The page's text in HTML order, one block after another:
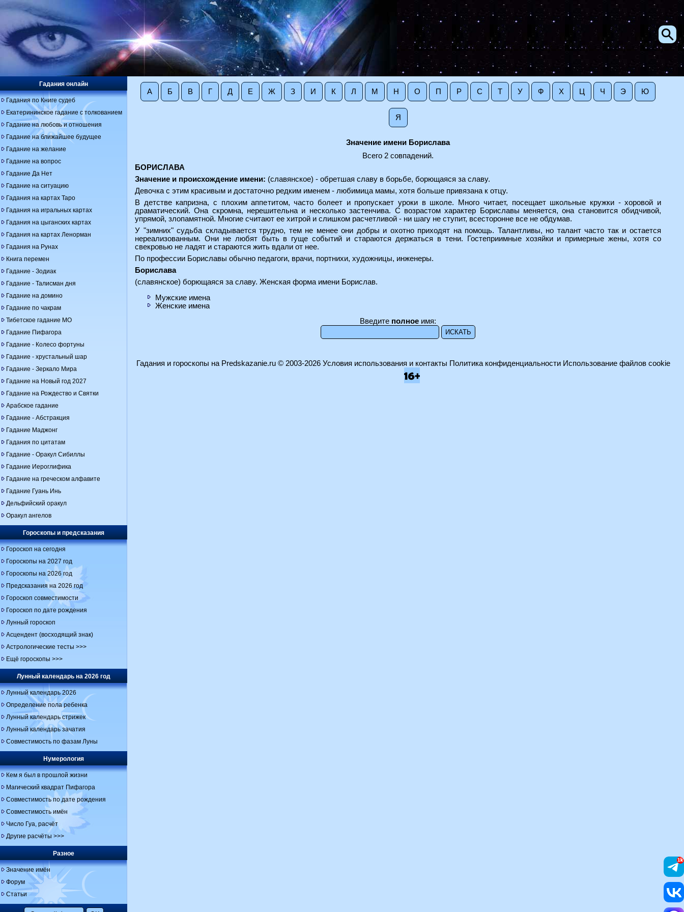
А Б В Г Д Е Ж З И К Л М Н О П Р С Т У Ф Х Ц Ч Э Ю
Я
Значение имени Борислава
Всего 2 совпадений.
БОРИСЛАВА
Значение и происхождение имени: (славянское) - обретшая славу в борьбе, борющаяся за славу.
Девочка с этим красивым и достаточно редким именем - любимица мамы, хотя больше привязана к отцу.
В детстве капризна, с плохим аппетитом, часто болеет и пропускает уроки в школе. Много читает, посещает школьные кружки - хоровой и
драматический. Она скромна, нерешительна и несколько застенчива. С возрастом характер Бориславы меняется, она становится обидчивой,
упрямой, злопамятной. Многие считают ее хитрой и слишком расчетливой - ни шагу не ступит, всесторонне все не обдумав.
У "зимних" судьба складывается трудно, тем не менее они добры и охотно приходят на помощь. Талантливы, но талант часто так и остается
нереализованным. Они не любят быть в гуще событий и стараются держаться в тени. Гостеприимные хозяйки и примерные жены, хотя со
свекровью не ладят и стараются жить вдали от нее.
По профессии Бориславы обычно педагоги, врачи, портнихи, художницы, инженеры.
Борислава
(славянское) борющаяся за славу. Женская форма имени Борислав.
Мужские имена
Женские имена
Введите полное имя:
Гадания онлайн
Гадания по Книге судеб
Екатерининское гадание с толкованием
Гадание на любовь и отношения
Гадание на ближайшее будущее
Гадание на желание
Гадание на вопрос
Гадание Да Нет
Гадание на ситуацию
Гадания на картах Таро
Гадания на игральных картах
Гадания на цыганских картах
Гадания на картах Ленорман
Гадания на Рунах
Книга перемен
Гадание - Зодиак
Гадание - Талисман дня
Гадание на домино
Гадание по чакрам
Тибетское гадание МО
Гадание Пифагора
Гадание - Колесо фортуны
Гадание - хрустальный шар
Гадание - Зеркало Мира
Гадание на Новый год 2027
Гадание на Рождество и Святки
Арабское гадание
Гадание - Абстракция
Гадание Маджонг
Гадания по цитатам
Гадание - Оракул Сибиллы
Гадание Иероглифика
Гадание на греческом алфавите
Гадание Гуань Инь
Дельфийский оракул
Оракул ангелов
Гороскопы и предсказания
Гороскоп на сегодня
Гороскопы на 2027 год
Гороскопы на 2026 год
Предсказания на 2026 год
Гороскоп совместимости
Гороскоп по дате рождения
Лунный гороскоп
Асцендент (восходящий знак)
Астрологические тесты >>>
Ещё гороскопы >>>
Лунный календарь на 2026 год
Лунный календарь 2026
Определение пола ребенка
Лунный календарь стрижек
Лунный календарь зачатия
Совместимость по фазам Луны
Нумерология
Кем я был в прошлой жизни
Магический квадрат Пифагора
Совместимость по дате рождения
Совместимость имён
Число Гуа, расчёт
Другие расчёты >>>
Разное
Значение имён
Форум
Статьи
Гадания и гороскопы на Predskazanie.ru© 2003-2026 Условия использования и контакты Политика конфиденциальности Использование файлов cookie